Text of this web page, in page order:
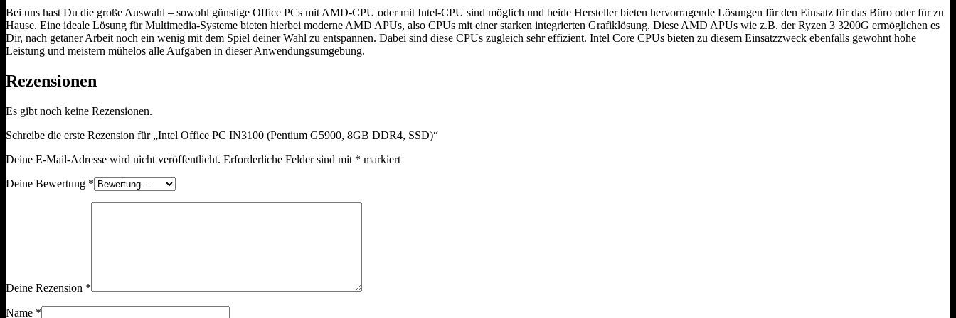
Bei uns hast Du die große Auswahl – sowohl günstige Office PCs mit AMD-CPU oder mit Intel-CPU sind möglich und beide Hersteller bieten hervorragende Lösungen für den Einsatz für das Büro oder für zu
Hause. Eine ideale Lösung für Multimedia-Systeme bieten hierbei moderne AMD APUs, also CPUs mit einer starken integrierten Grafiklösung. Diese AMD APUs wie z.B. der Ryzen 3 3200G ermöglichen es
Dir, nach getaner Arbeit noch ein wenig mit dem Spiel deiner Wahl zu entspannen. Dabei sind diese CPUs zugleich sehr effizient. Intel Core CPUs bieten zu diesem Einsatzzweck ebenfalls gewohnt hohe
Leistung und meistern mühelos alle Aufgaben in dieser Anwendungsumgebung.
Rezensionen
Es gibt noch keine Rezensionen.
Schreibe die erste Rezension für „Intel Office PC IN3100 (Pentium G5900, 8GB DDR4, SSD)“
Deine E-Mail-Adresse wird nicht veröffentlicht. Erforderliche Felder sind mit * markiert
Deine Bewertung *
Deine Rezension *
Name *